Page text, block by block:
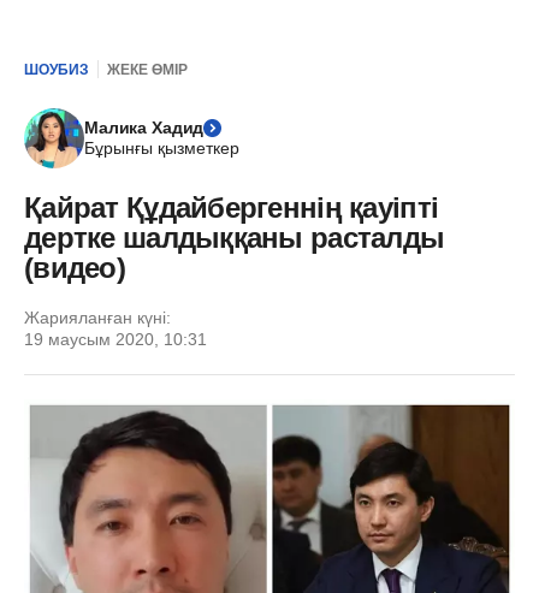
ШОУБИЗ ЖЕКЕ ӨМІР
Малика Хадид
Бұрынғы қызметкер
Қайрат Құдайбергеннің қауіпті
дертке шалдыққаны расталды
(видео)
Жарияланған күні:
19 маусым 2020, 10:31